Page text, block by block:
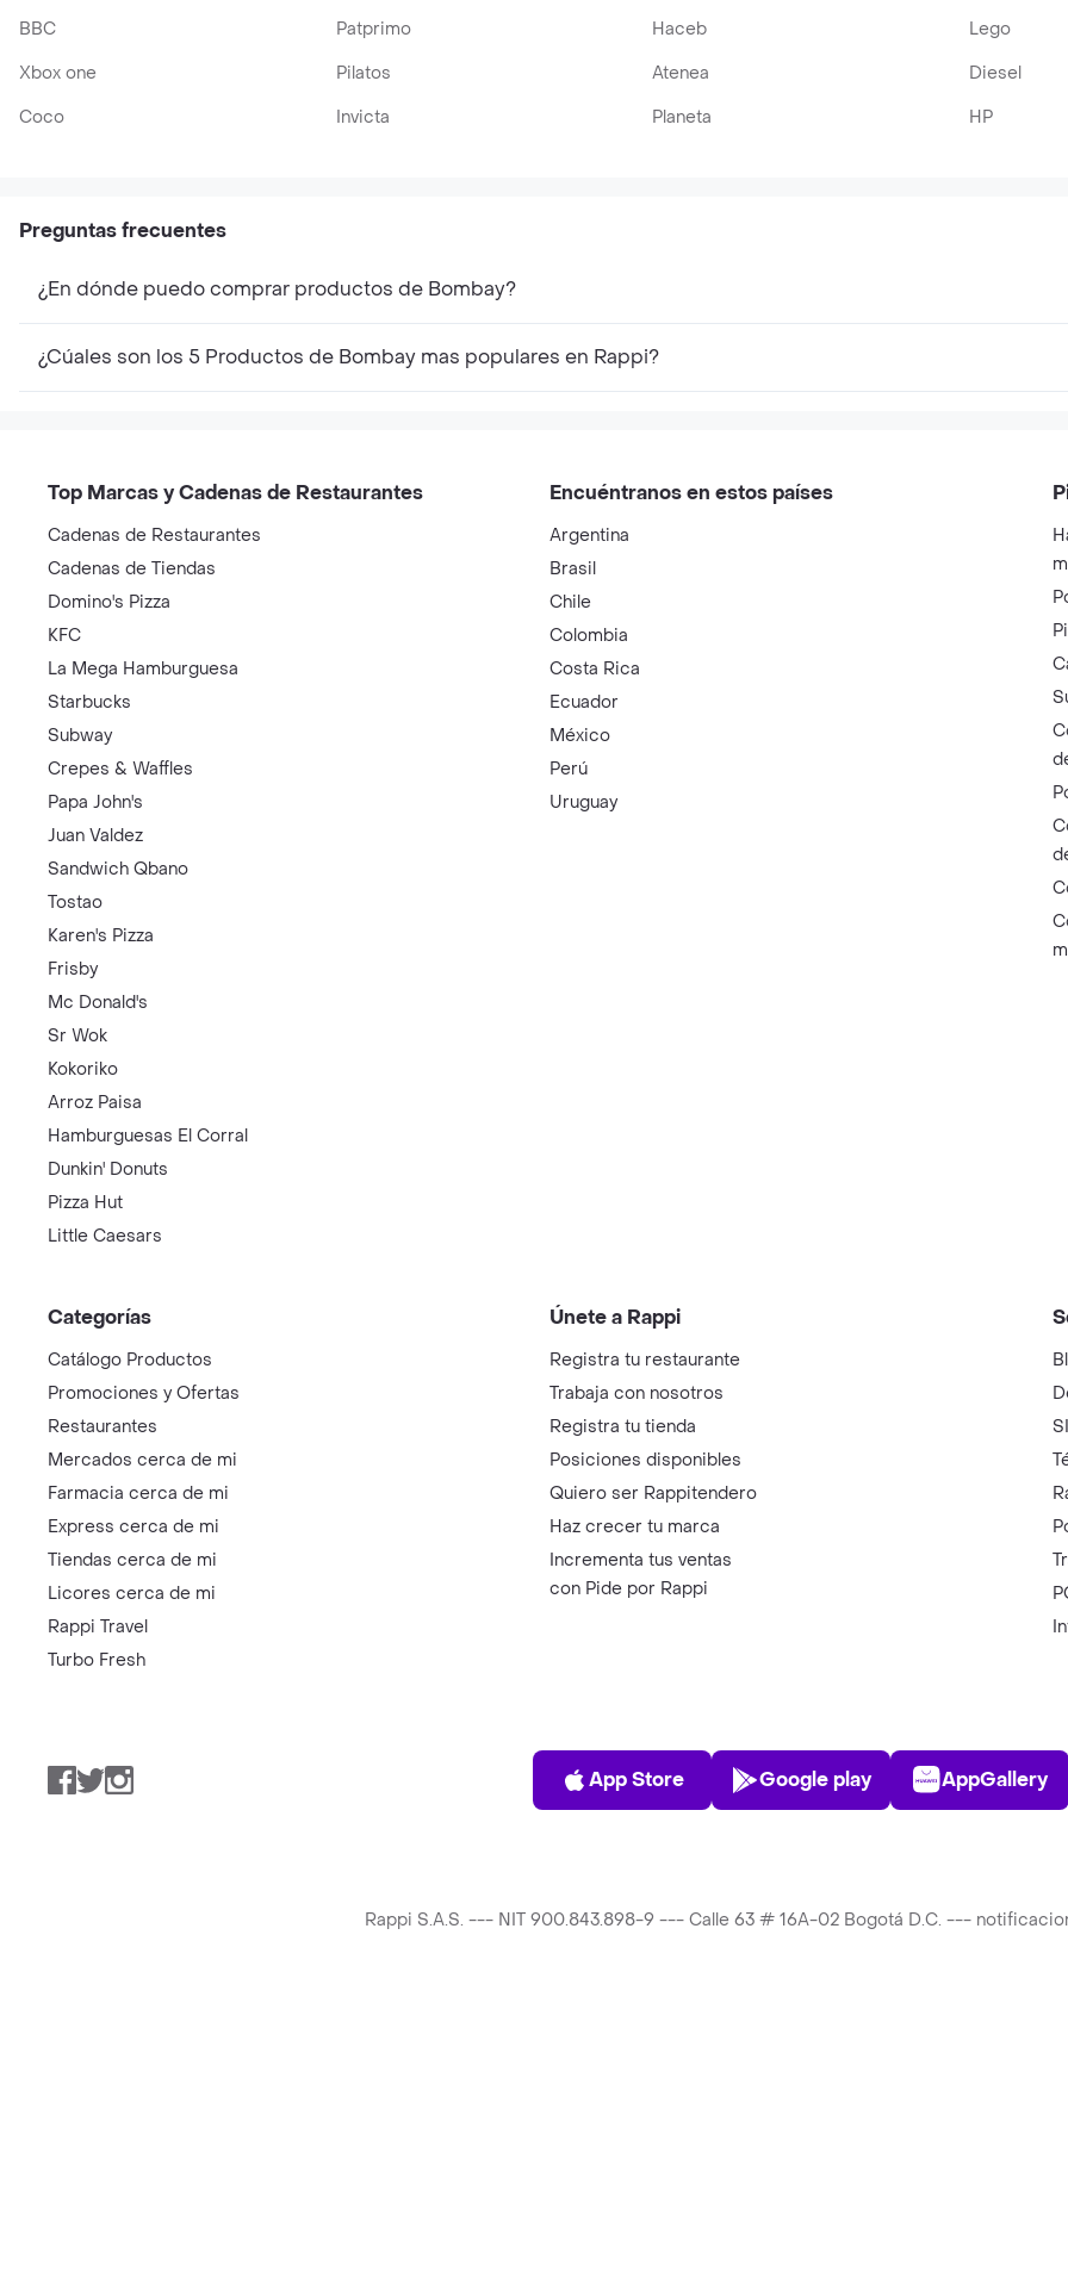
BBC
Patprimo Haceb Lego
Xbox one
Pilatos Atenea Diesel
Coco
Invicta Planeta HP
Preguntas frecuentes
¿En dónde puedo comprar productos de Bombay?
¿Cúales son los 5 Productos de Bombay mas populares en Rappi?
Top Marcas y Cadenas de Restaurantes
Cadenas de Restaurantes
Cadenas de Tiendas
Domino's Pizza
KFC
La Mega Hamburguesa
Starbucks
Subway
Crepes & Waffles
Papa John's
Juan Valdez
Sandwich Qbano
Tostao
Karen's Pizza
Frisby
Mc Donald's
Sr Wok
Kokoriko
Arroz Paisa
Hamburguesas El Corral
Dunkin' Donuts
Pizza Hut
Little Caesars
Encuéntranos en estos países
Argentina
Brasil
Chile
Colombia
Costa Rica
Ecuador
México
Perú
Uruguay
Categorías
Catálogo Productos
Promociones y Ofertas
Restaurantes
Mercados cerca de mi
Farmacia cerca de mi
Express cerca de mi
Tiendas cerca de mi
Licores cerca de mi
Rappi Travel
Turbo Fresh
Únete a Rappi
Registra tu restaurante
Trabaja con nosotros
Registra tu tienda
Posiciones disponibles
Quiero ser Rappitendero
Haz crecer tu marca
Incrementa tus ventas
con Pide por Rappi
Facebook
TwitterInstagram
App Store
App Store
Play Store
Google play AppGallery
Rappi S.A.S. --- NIT 900.843.898-9 --- Calle 63 # 16A-02 Bogotá D.C. ---